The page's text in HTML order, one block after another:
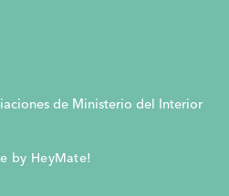
de Ministerio del Interior
by HeyMate!